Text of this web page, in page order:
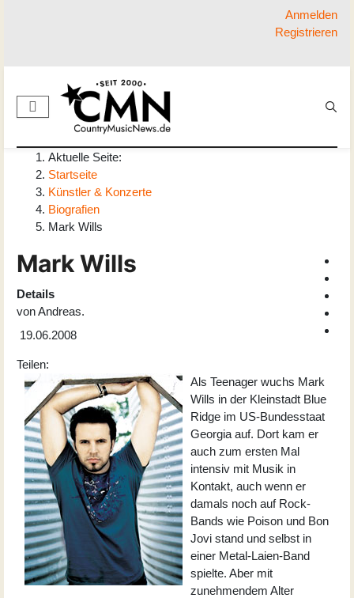
Anmelden
Registrieren
Aktuelle Seite:
Startseite
Künstler & Konzerte
Biografien
Mark Wills
Mark Wills
Details
vonAndreas.
19.06.2008
Teilen:
Als Teenager wuchs Mark
Wills in der Kleinstadt Blue
Ridge im US-Bundesstaat
Georgia auf. Dort kam er
auch zum ersten Mal
intensiv mit Musik in
Kontakt, auch wenn er
damals noch auf Rock-
Bands wie Poison und Bon
Jovi stand und selbst in
einer Metal-Laien-Band
spielte. Aber mit
zunehmendem Alter